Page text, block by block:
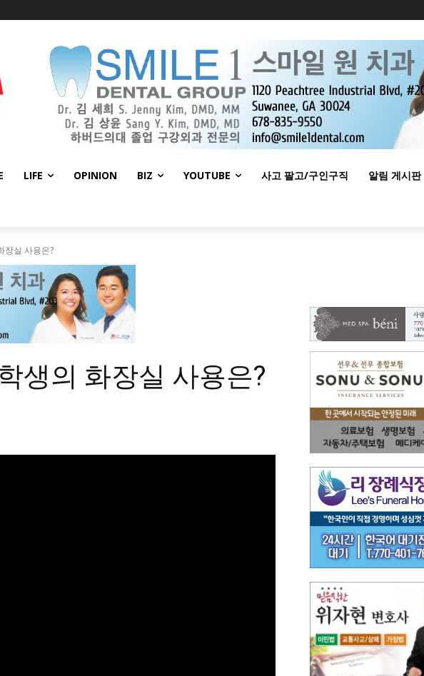
LIFE OPINION BIZ YOUTUBE 사고 팔고/구인구직 알림 게시판
장실 사용은?
생의 화장실 사용은?